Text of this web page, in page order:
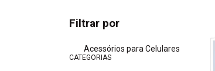
Filtrar por
Acessórios para Celulares
CATEGORIAS